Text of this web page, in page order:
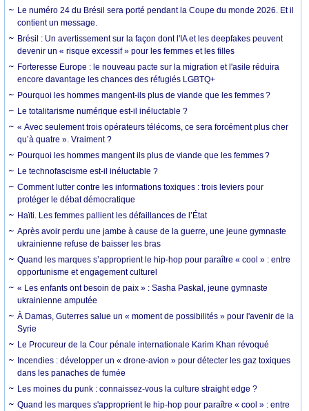
Le numéro 24 du Brésil sera porté pendant la Coupe du monde 2026. Et il
contient un message.
Brésil : Un avertissement sur la façon dont l'IA et les deepfakes peuvent
devenir un « risque excessif » pour les femmes et les filles
Forteresse Europe : le nouveau pacte sur la migration et l'asile réduira
encore davantage les chances des réfugiés LGBTQ+
Pourquoi les hommes mangent-ils plus de viande que les femmes ?
Le totalitarisme numérique est-il inéluctable ?
« Avec seulement trois opérateurs télécoms, ce sera forcément plus cher
qu’à quatre ». Vraiment ?
Pourquoi les hommes mangent ils plus de viande que les femmes ?
Le technofascisme est-il inéluctable ?
Comment lutter contre les informations toxiques : trois leviers pour
protéger le débat démocratique
Haïti. Les femmes pallient les défaillances de l’État
Après avoir perdu une jambe à cause de la guerre, une jeune gymnaste
ukrainienne refuse de baisser les bras
Quand les marques s’approprient le hip-hop pour paraître « cool » : entre
opportunisme et engagement culturel
« Les enfants ont besoin de paix » : Sasha Paskal, jeune gymnaste
ukrainienne amputée
À Damas, Guterres salue un « moment de possibilités » pour l'avenir de la
Syrie
Le Procureur de la Cour pénale internationale Karim Khan révoqué
Incendies : développer un « drone-avion » pour détecter les gaz toxiques
dans les panaches de fumée
Les moines du punk : connaissez-vous la culture straight edge ?
Quand les marques s'approprient le hip-hop pour paraître « cool » : entre